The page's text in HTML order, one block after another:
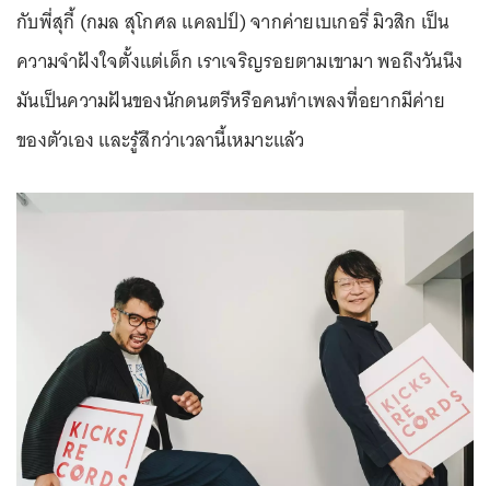
กับพี่สุกี้ (กมล สุโกศล แคลปป์) จากค่ายเบเกอรี่ มิวสิก เป็น
ความจำฝังใจตั้งแต่เด็ก เราเจริญรอยตามเขามา พอถึงวันนึง
มันเป็นความฝันของนักดนตรีหรือคนทำเพลงที่อยากมีค่าย
ของตัวเอง และรู้สึกว่าเวลานี้เหมาะแล้ว